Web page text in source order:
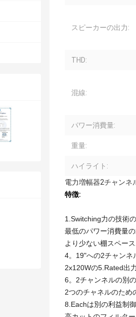
スピーカーの出力:
THD:
混線:
パワー消費量:
重量:
ハイライト:
電力増幅器2チャンネ
特徴:
1.Switching力の技術
最低のパワー消費量
より少ない棚スペー
4。19"への2チャンネ
2x120Wの5.Rated出力
6。2チャンネルの別
2つのチャネルのため
8.Eachは別の利益制御